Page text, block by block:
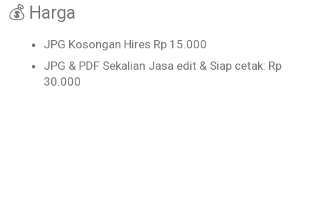
💰 Harga
JPG Kosongan Hires Rp 15.000
JPG & PDF Sekalian Jasa edit & Siap cetak: Rp
30.000